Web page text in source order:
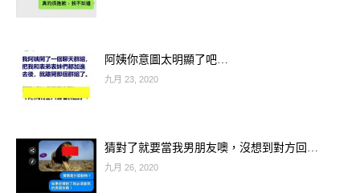
阿姨你意圖太明顯了吧…
九月 23, 2020
猜對了就要當我男朋友噢，沒想到對方回…
九月 26, 2020